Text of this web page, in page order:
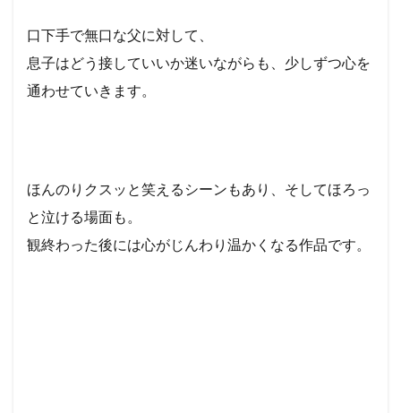
口下手で無口な父に対して、
息子はどう接していいか迷いながらも、少しずつ心を
通わせていきます。
ほんのりクスッと笑えるシーンもあり、そしてほろっ
と泣ける場面も。
観終わった後には心がじんわり温かくなる作品です。